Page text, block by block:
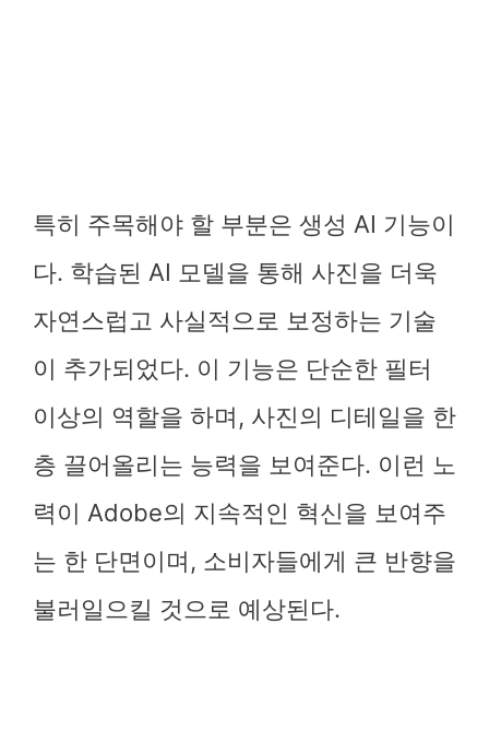
특히 주목해야 할 부분은 생성 AI 기능이
다. 학습된 AI 모델을 통해 사진을 더욱
자연스럽고 사실적으로 보정하는 기술
이 추가되었다. 이 기능은 단순한 필터
이상의 역할을 하며, 사진의 디테일을 한
층 끌어올리는 능력을 보여준다. 이런 노
력이 Adobe의 지속적인 혁신을 보여주
는 한 단면이며, 소비자들에게 큰 반향을
불러일으킬 것으로 예상된다.